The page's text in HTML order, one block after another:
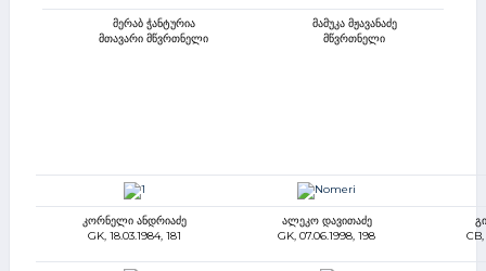
მერაბ ჭანტურია
მთავარი მწვრთნელი
მამუკა მჟავანაძე
მწვრთნელი
კორნელი ანდრიაძე
GK, 18.03.1984, 181
ალეკო დავითაძე
GK, 07.06.1998, 198